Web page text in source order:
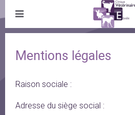
Mentions légales
Raison sociale :
Adresse du siège social :